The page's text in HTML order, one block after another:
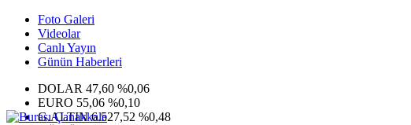
Foto Galeri
Videolar
Canlı Yayın
Günün Haberleri
DOLAR 47,60 %0,06
EURO 55,06 %0,10
G.ALTIN6.527,52 %0,48